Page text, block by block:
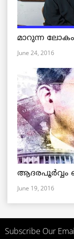
മാറുന്ന
June 24, 2016
June 19, 2016
Subscribe Our